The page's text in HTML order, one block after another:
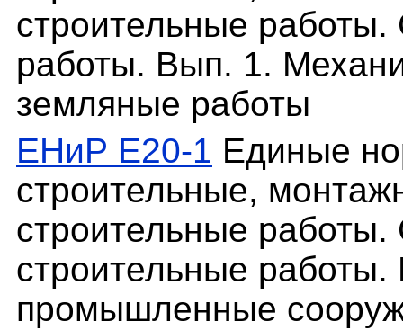
строительные
работы. Вып. 1.
земляные работы
ЕНиР Е20-1 Единые
строительные,
строительные
строительные
промышленные